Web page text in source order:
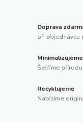
Doprava
při objednávce
Šetříme
Recyklujeme
Nabízíme